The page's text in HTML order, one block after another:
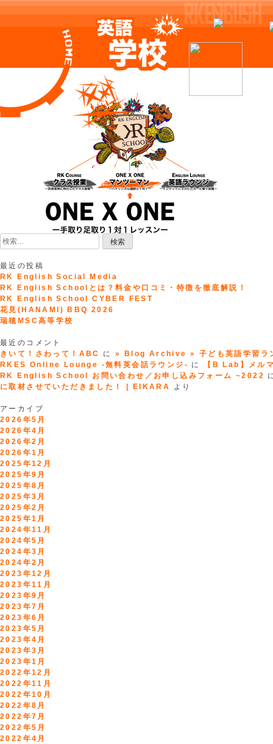
to
content
検
索:
最近の投稿
RK English Social Media
RK English Schoolとは？料金や口コミ・特徴を徹底解説！
RK English School CYBER FEST
花見(HANAMI) BBQ 2026
瑞穂MSC高等学校
最近のコメント
きいて！さわって！ABC
に» Blog Archive » 子ども英語学習ラ
RKES Online Lounge -無料英会話ラウンジ- に
【B Lab】メ
RK English School お問い合わせ／お申し込みフォーム ~2022
に取材させていただきました！ | EIKARA
より
アーカイブ
2026年5月
2026年4月
2026年2月
2026年1月
2025年12月
2025年9月
2025年8月
2025年3月
2025年2月
2025年1月
2024年11月
2024年5月
2024年3月
2024年2月
2023年12月
2023年11月
2023年9月
2023年7月
2023年6月
2023年5月
2023年4月
2023年3月
2023年1月
2022年12月
2022年11月
2022年10月
2022年8月
2022年7月
2022年5月
2022年4月